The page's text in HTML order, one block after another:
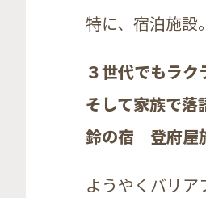
特に、宿泊施設。
３世代でもラク
そして家族で
鈴の宿 登府屋
ようやくバリア